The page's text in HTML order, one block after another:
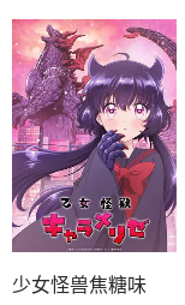
少女怪兽焦糖味